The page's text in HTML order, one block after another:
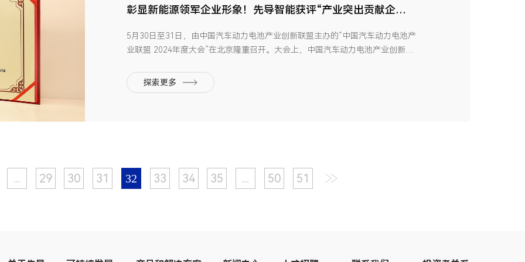
彰显新能源领军企业形象！先导智能获评“产业突出贡献企
5月30日至31日，由中国汽车动力电池产业创新联盟主办的“中国汽车动力电池产
业联盟 2024年度大会”在北京隆重召开。大会上，中国汽车动力电池产业创新联
《2023-2024年中国汽车动力电池及氢燃料电池产业发展年度报告》，并重磅公
布“产业突出贡献企业二十强”...
探索更多
... 29 30 31 32 33 34 35 ... 50 51